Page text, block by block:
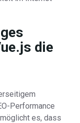
die
Performance
es, dass